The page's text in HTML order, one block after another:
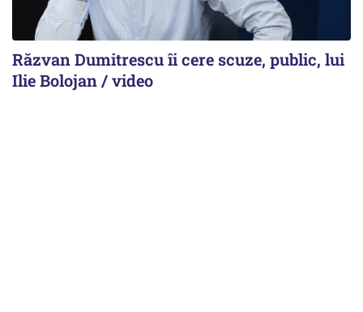
Răzvan Dumitrescu îi cere scuze, public, lui
Ilie Bolojan / video